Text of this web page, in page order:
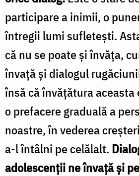
participare a inimii, o
întregii lumi sufleteşti.
că nu se poate şi învăţa,
învaţă şi dialogul
însă că învățătura
o prefacere graduală a
noastre, în vederea
a-l întâlni pe celălalt.
adolescenţii ne învaţă şi